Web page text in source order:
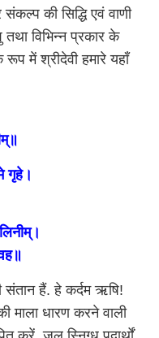
की सिद्धि एवं वाणी
विभिन्न प्रकार के
में श्रीदेवी हमारे यहाँ
गृहे।
संतान हैं. हे कर्दम ऋषि!
माला धारण करने वाली